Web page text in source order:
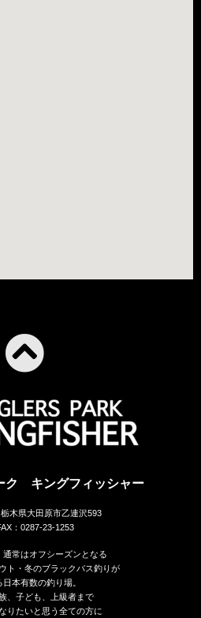
ク キングフィッシャー
木県大田原市乙連沢593
：0287-23-1253
通常はオフシーズンとなる
ト・冬のブラックバス釣りが
本有数の釣り場。
、子ども、上級者まで
りたいと思う全ての方に